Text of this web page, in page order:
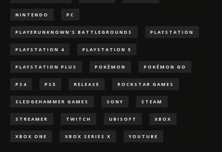
NINTENDO PC
PLAYERUNKNOWN'S BATTLEGROUNDS PLAYSTATION
PLAYSTATION 4 PLAYSTATION 5
PLAYSTATION PLUS POKÈMON POKÉMON GO
PS4 PS5 RELEASE ROCKSTAR GAMES
SLEDGEHAMMER GAMES SONY STEAM
STREAMER TWITCH UBISOFT XBOX
XBOX ONE XBOX SERIES X YOUTUBE